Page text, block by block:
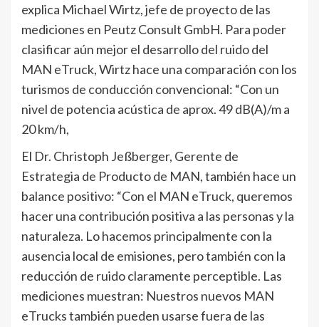
explica Michael Wirtz, jefe de proyecto de las
mediciones en Peutz Consult GmbH. Para poder
clasificar aún mejor el desarrollo del ruido del
MAN eTruck, Wirtz hace una comparación con los
turismos de conducción convencional: “Con un
nivel de potencia acústica de aprox. 49 dB(A)/m a
20 km/h,
El Dr. Christoph Jeßberger, Gerente de
Estrategia de Producto de MAN, también hace un
balance positivo: “Con el MAN eTruck, queremos
hacer una contribución positiva a las personas y la
naturaleza. Lo hacemos principalmente con la
ausencia local de emisiones, pero también con la
reducción de ruido claramente perceptible. Las
mediciones muestran: Nuestros nuevos MAN
eTrucks también pueden usarse fuera de las